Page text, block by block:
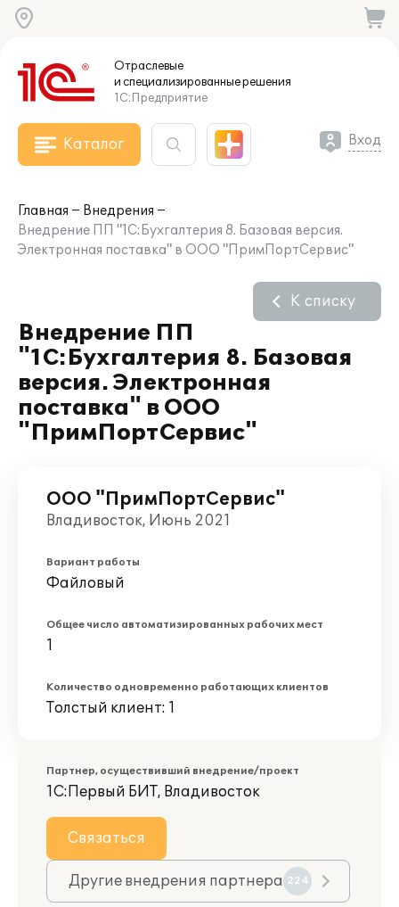
Отраслевые
и специализированныерешения
1С:Предприятие
Каталог Вход
Главная
Внедрения
Внедрение ПП "1С:Бухгалтерия 8. Базовая версия.
Электронная поставка" в ООО "ПримПортСервис"
Внедрение ПП
"1С:Бухгалтерия 8. Базовая
версия. Электронная
поставка" в ООО
"ПримПортСервис"
К списку
ООО "ПримПортСервис"
Владивосток, Июнь 2021
Вариант работы
Файловый
Общее число автоматизированных рабочих мест
1
Количество одновременно работающих клиентов
Толстый клиент: 1
Партнер, осуществивший внедрение/проект
1С:Первый БИТ, Владивосток
Связаться
Другие внедрения партнера 224